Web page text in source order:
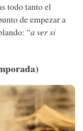
todo tanto el
de empezar a
“a ver si